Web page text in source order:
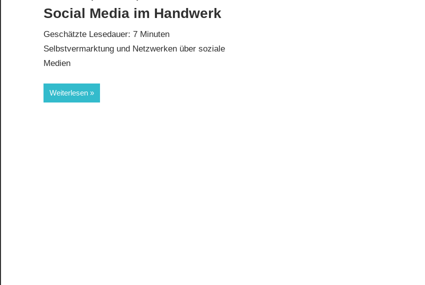
Social Media im Handwerk
Geschätzte Lesedauer: 7 Minuten
Selbstvermarktung und Netzwerken über soziale
Medien
Weiterlesen